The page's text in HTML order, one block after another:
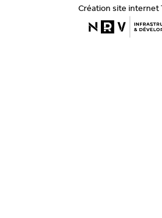
Création site internet